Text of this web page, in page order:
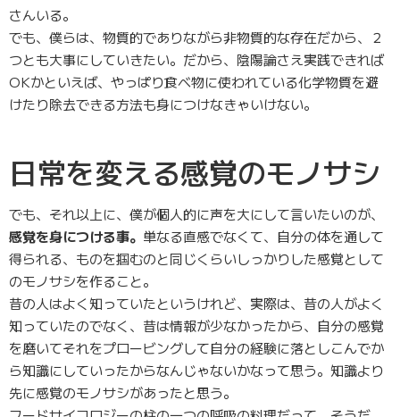
さんいる。
でも、僕らは、物質的でありながら非物質的な存在だから、２
つとも大事にしていきたい。だから、陰陽論さえ実践できれば
OKかといえば、やっぱり食べ物に使われている化学物質を避
けたり除去できる方法も身につけなきゃいけない。
日常を変える感覚のモノサシ
でも、それ以上に、僕が個人的に声を大にして言いたいのが、
感覚を身につける事。 単なる直感でなくて、自分の体を通して
得られる、ものを掴むのと同じくらいしっかりした感覚として
のモノサシを作ること。
昔の人はよく知っていたというけれど、実際は、昔の人がよく
知っていたのでなく、昔は情報が少なかったから、自分の感覚
を磨いてそれをプロービングして自分の経験に落としこんでか
ら知識にしていったからなんじゃないかなって思う。知識より
先に感覚のモノサシがあったと思う。